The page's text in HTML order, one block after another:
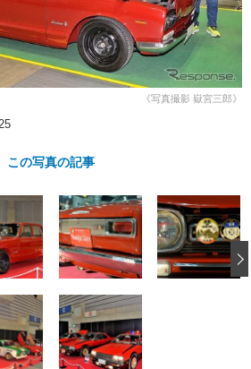
コーティング
防錆
悪修理
カーメーカー「旧車」関連プロジェ
プロショップ検索
ロジ
《写真撮影 嶽宮三郎》
この写真の記事